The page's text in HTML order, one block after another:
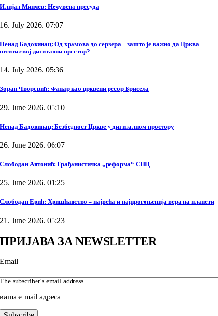
Илијан Минчев: Нечувена пресуда
16. July 2026. 07:07
Ненад Бадовинац: Од храмова до сервера – зашто је важно да Црква
штити свој дигитални простор?
14. July 2026. 05:36
Зоран Чворовић: Фанар као црквени ресор Брисела
29. June 2026. 05:10
Ненад Бадовинац: Безбедност Цркве у дигиталном простору
26. June 2026. 06:07
Слободан Антонић: Грађанистичка „реформа“ СПЦ
25. June 2026. 01:25
Слободан Ерић: Хришћанство – највећа и најпрогоњенија вера на планети
21. June 2026. 05:23
ПРИЈАВА ЗА NEWSLETTER
Email
The subscriber's email address.
ваша е-mail адреса